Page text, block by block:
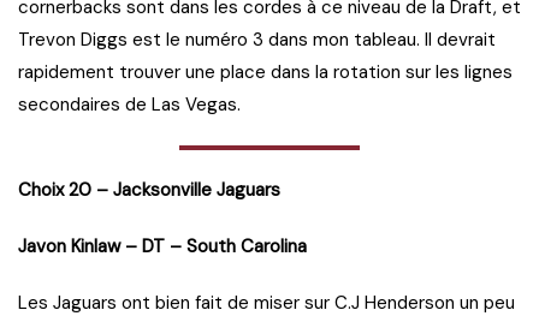
cornerbacks sont dans les cordes à ce niveau de la Draft, et
Trevon Diggs est le numéro 3 dans mon tableau. Il devrait
rapidement trouver une place dans la rotation sur les lignes
secondaires de Las Vegas.
Choix 20 – Jacksonville Jaguars
Javon Kinlaw – DT – South Carolina
Les Jaguars ont bien fait de miser sur C.J Henderson un peu